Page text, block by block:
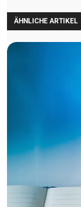
ÄHNLICHE ARTIKEL